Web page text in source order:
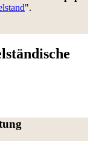
".